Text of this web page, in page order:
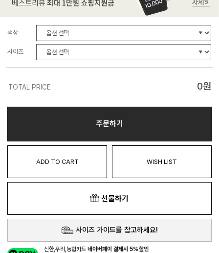
색상
사이즈
TOTAL PRICE 0원
주문하기
ADD TO CART WISH LIST
선물하기
사이즈 가이드를 참고하세요!
신한,우리,농협카드네이버페이 결제시 5%할인